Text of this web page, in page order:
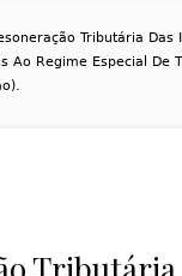
Tributária Das
Ao Regime Especial De